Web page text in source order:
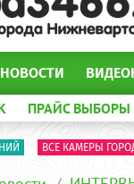
НОВОСТИ
ПРАЙС ВЫБОРЫ
ВСЕ КАМЕРЫ